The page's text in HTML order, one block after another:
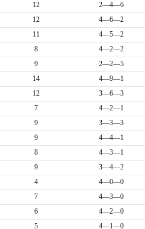
12 2—4—6
12 4—6—2
11 4—5—2
8 4—2—2
9 2—2—5
14 4—9—1
12 3—6—3
7 4—2—1
9 3—3—3
9 4—4—1
8 4—3—1
9 3—4—2
4 4—0—0
7 4—3—0
6 4—2—0
5 4—1—0